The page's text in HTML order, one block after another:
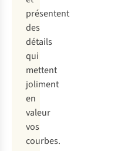
présentent
des
détails
qui
mettent
joliment
en
valeur
vos
courbes.